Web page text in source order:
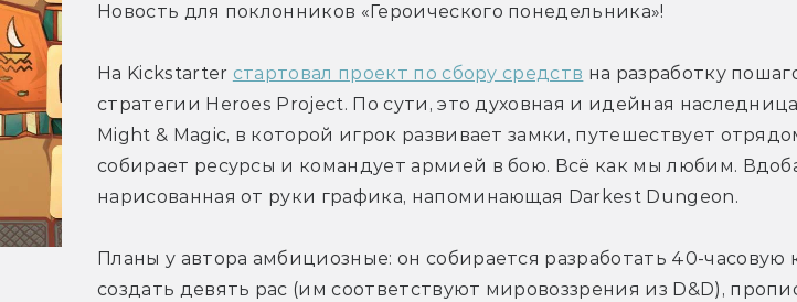
Новость для поклонников «Героического понедельника»!
На Kickstarter стартовал проект по сбору средств на разработку
стратегии Heroes Project. По сути, это духовная и идейная
Might & Magic, в которой игрок развивает замки, путешествует
собирает ресурсы и командует армией в бою. Всё как мы любим.
нарисованная от руки графика, напоминающая Darkest Dungeon.
Планы у автора амбициозные: он собирается разработать 40-часовую
создать девять рас (им соответствуют мировоззрения из D&D),